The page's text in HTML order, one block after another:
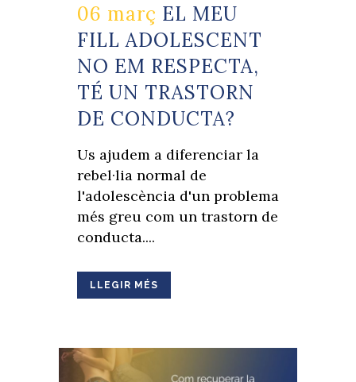
06 març EL MEU
FILL ADOLESCENT
NO EM RESPECTA,
TÉ UN TRASTORN
DE CONDUCTA?
Us ajudem a diferenciar la
rebel·lia normal de
l'adolescència d'un problema
més greu com un trastorn de
conducta....
LLEGIR MÉS